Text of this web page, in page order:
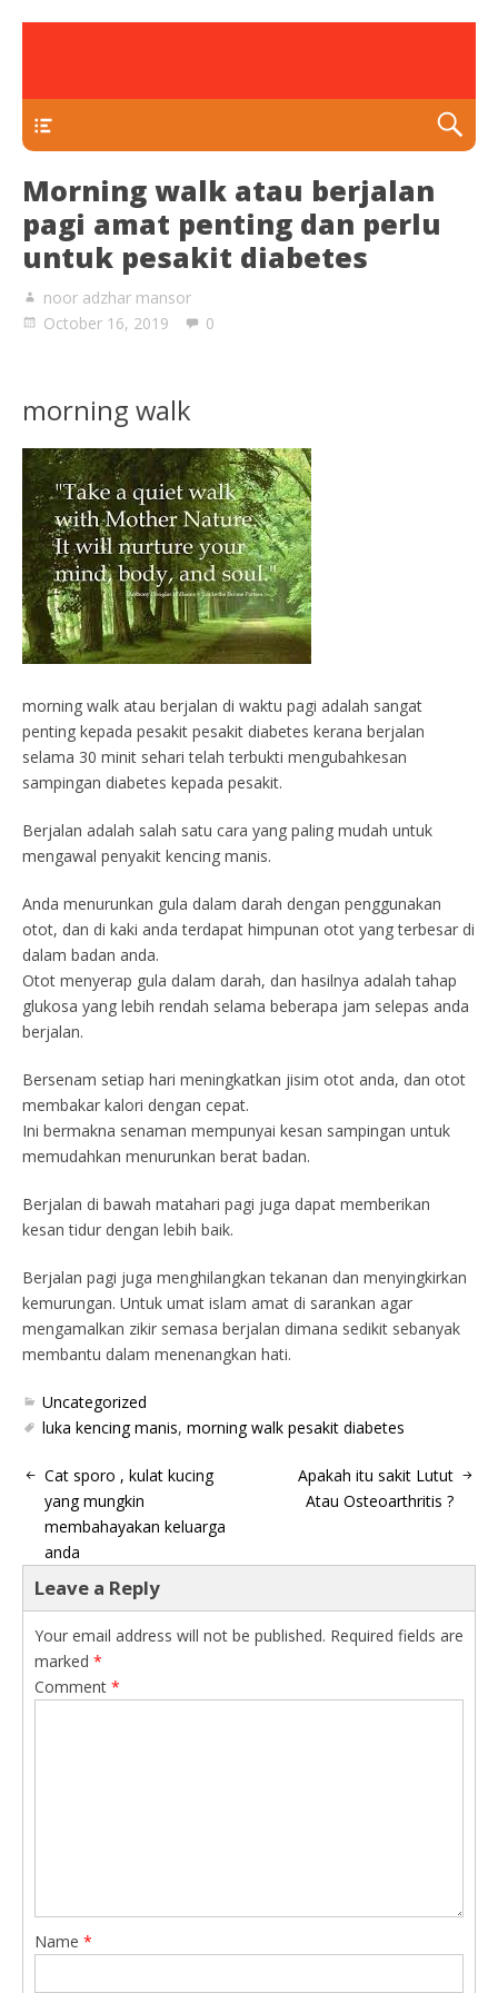
Morning walk atau berjalan
pagi amat penting dan perlu
untuk pesakit diabetes
noor adzhar mansor
October 16, 2019
0
morning walk
morning walk atau berjalan di waktu pagi adalah sangat
penting kepada pesakit pesakit diabetes kerana berjalan
selama 30 minit sehari telah terbukti mengubahkesan
sampingan diabetes kepada pesakit.
Berjalan adalah salah satu cara yang paling mudah untuk
mengawal penyakit kencing manis.
Anda menurunkan gula dalam darah dengan penggunakan
otot, dan di kaki anda terdapat himpunan otot yang terbesar di
dalam badan anda.
Otot menyerap gula dalam darah, dan hasilnya adalah tahap
glukosa yang lebih rendah selama beberapa jam selepas anda
berjalan.
Bersenam setiap hari meningkatkan jisim otot anda, dan otot
membakar kalori dengan cepat.
Ini bermakna senaman mempunyai kesan sampingan untuk
memudahkan menurunkan berat badan.
Berjalan di bawah matahari pagi juga dapat memberikan
kesan tidur dengan lebih baik.
Berjalan pagi juga menghilangkan tekanan dan menyingkirkan
kemurungan. Untuk umat islam amat di sarankan agar
mengamalkan zikir semasa berjalan dimana sedikit sebanyak
membantu dalam menenangkan hati.
Uncategorized
luka kencing manis, morning walk pesakit diabetes
Cat sporo , kulat kucing
yang mungkin
membahayakan keluarga
anda
Apakah itu sakit Lutut
Atau Osteoarthritis ?
Leave a Reply
Your email address will not be published. Required fields are
marked *
Comment *
Name *